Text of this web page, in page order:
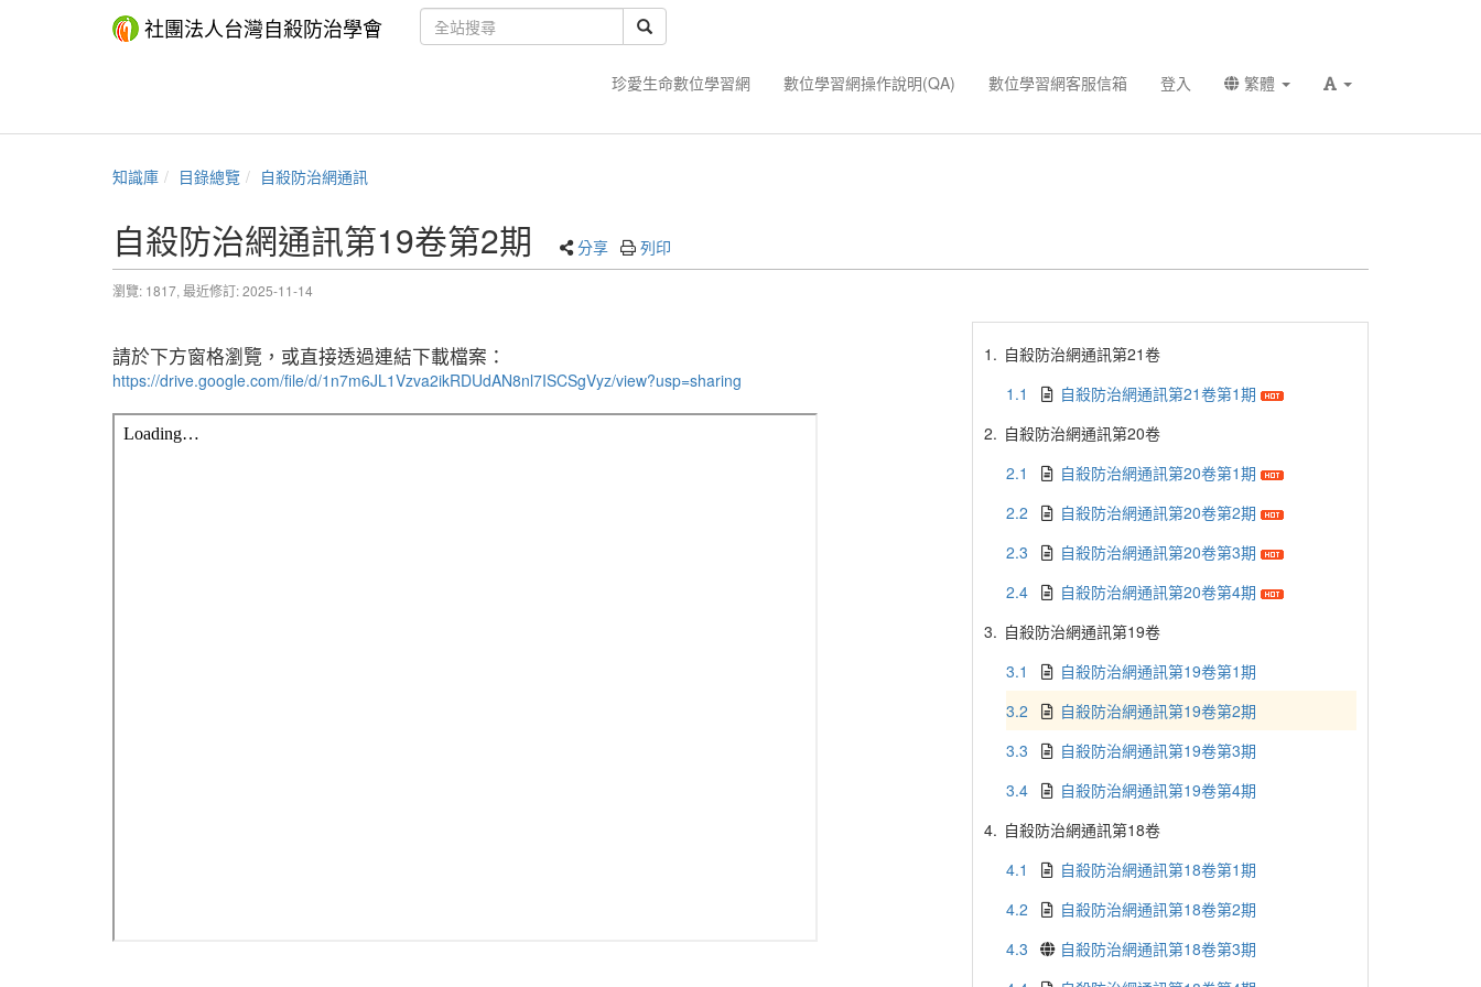
社團法人台灣自殺防治學會
珍愛生命數位學習網 數位學習網操作說明(QA) 數位學習網客服信箱 登入 繁體
知識庫 目錄總覽 自殺防治網通訊
自殺防治網通訊第19卷第2期 分享 列印
瀏覽: 1817, 最近修訂: 2025-11-14
請於下方窗格瀏覽，或直接透過連結下載檔案：
https://drive.google.com/file/d/1n7m6JL1Vzva2ikRDUdAN8nl7ISCSgVyz/view?usp=sharing
1. 自殺防治網通訊第21卷
1.1
自殺防治網通訊第21卷第1期
2. 自殺防治網通訊第20卷
2.1
自殺防治網通訊第20卷第1期
2.2
自殺防治網通訊第20卷第2期
2.3
自殺防治網通訊第20卷第3期
2.4
自殺防治網通訊第20卷第4期
3. 自殺防治網通訊第19卷
3.1
自殺防治網通訊第19卷第1期
3.2
自殺防治網通訊第19卷第2期
3.3
自殺防治網通訊第19卷第3期
3.4
自殺防治網通訊第19卷第4期
4. 自殺防治網通訊第18卷
4.1
自殺防治網通訊第18卷第1期
4.2
自殺防治網通訊第18卷第2期
4.3
自殺防治網通訊第18卷第3期